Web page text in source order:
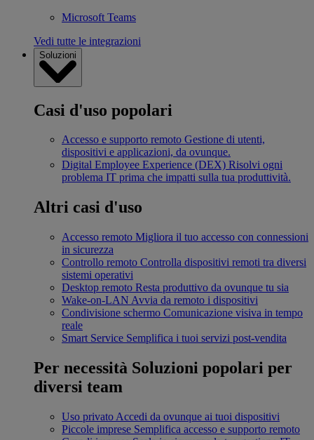
Microsoft Teams
Vedi tutte le integrazioni
Soluzioni
Casi d'uso popolari
Accesso e supporto remoto Gestione di utenti,
dispositivi e applicazioni, da ovunque.
Digital Employee Experience (DEX) Risolvi ogni
problema IT prima che impatti sulla tua produttività.
Altri casi d'uso
Accesso remoto Migliora il tuo accesso con connessioni
in sicurezza
Controllo remoto Controlla dispositivi remoti tra diversi
sistemi operativi
Desktop remoto Resta produttivo da ovunque tu sia
Wake-on-LAN Avvia da remoto i dispositivi
Condivisione schermo Comunicazione visiva in tempo
reale
Smart Service Semplifica i tuoi servizi post-vendita
Per necessità Soluzioni popolari per
diversi team
Uso privato Accedi da ovunque ai tuoi dispositivi
Piccole imprese Semplifica accesso e supporto remoto